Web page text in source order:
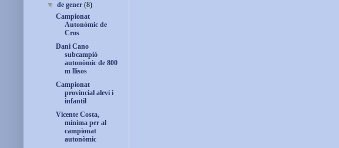
▼de gener(8)
Campionat
Autonòmic de
Cros
Dani Cano
subcampió
autonòmic de 800
m llisos
Campionat
provincial aleví i
infantil
Vicente Costa,
mínima per al
campionat
autonòmic